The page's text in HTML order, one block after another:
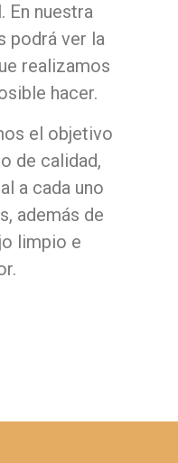
En nuestra
podrá ver la
realizamos
hacer.
el objetivo
de calidad,
a cada uno
además de
limpio e